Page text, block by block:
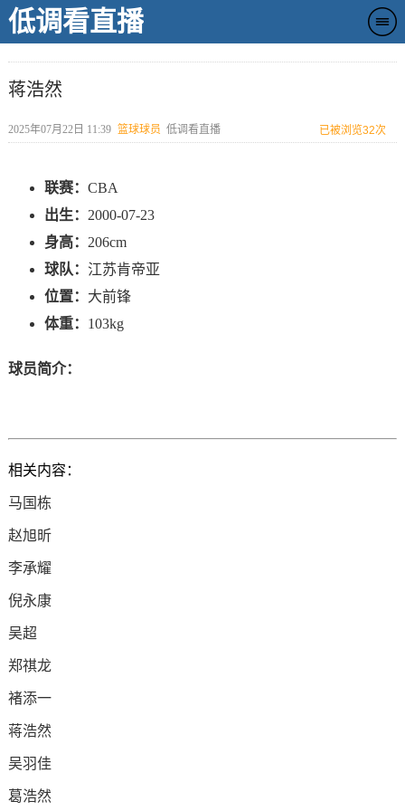
低调看直播
蒋浩然
2025年07月22日 11:39 篮球球员 低调看直播 已被浏览32次
联赛： CBA
出生： 2000-07-23
身高： 206cm
球队： 江苏肯帝亚
位置： 大前锋
体重： 103kg
球员简介：
相关内容：
马国栋
赵旭昕
李承耀
倪永康
吴超
郑祺龙
褚添一
蒋浩然
吴羽佳
葛浩然